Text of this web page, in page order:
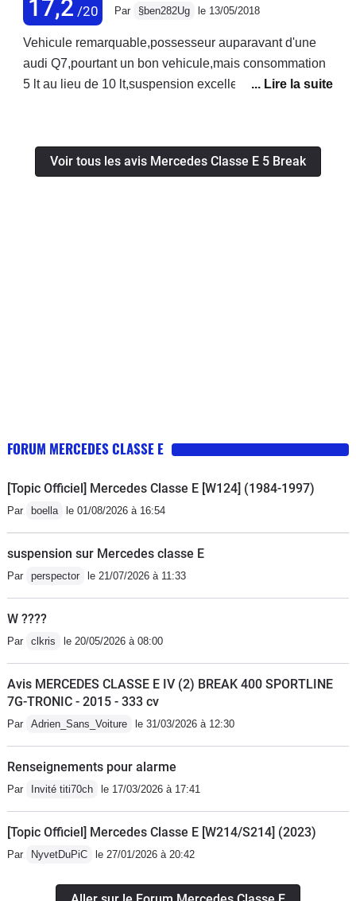
probleme sur les classe E !!!! Faut changer les vitesse
au palettes pour rétrograder plus tôt !!!!!
17,2 /20 Par §ben282Ug le 13/05/2018
Vehicule remarquable,possesseur auparavant d'une
audi Q7,pourtant un bon vehicule,mais consommation
5 lt au lieu de 10 lt,suspension excellente,silence et
grand plaisir de conduite.Je changerais uniquement
pour un SUV de la gamme
Voir tous les avis Mercedes Classe E 5 Break
FORUM MERCEDES CLASSE E
[Topic Officiel] Mercedes Classe E [W124] (1984-1997)
Par boella le 01/08/2026 à 16:54
suspension sur Mercedes classe E
Par perspector le 21/07/2026 à 11:33
W ????
Par clkris le 20/05/2026 à 08:00
Avis MERCEDES CLASSE E IV (2) BREAK 400 SPORTLINE
7G-TRONIC - 2015 - 333 cv
Par Adrien_Sans_Voiture le 31/03/2026 à 12:30
Renseignements pour alarme
Par Invité titi70ch le 17/03/2026 à 17:41
[Topic Officiel] Mercedes Classe E [W214/S214] (2023)
Par NyvetDuPiC le 27/01/2026 à 20:42